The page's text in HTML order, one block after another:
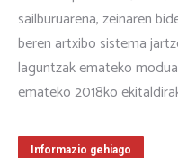
sailburuarena, zeinaren
beren artxibo sistema
laguntzak emateko
emateko 2018ko
Informazio gehiago